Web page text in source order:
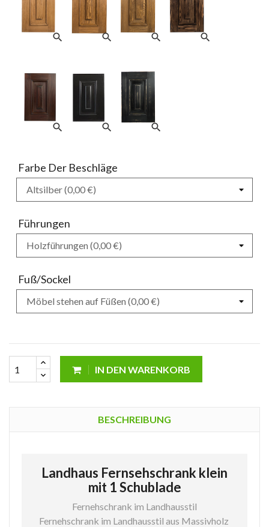
search search search search
search search search
Farbe Der Beschläge
Führungen
Fuß/Sockel
IN DEN WARENKORB
BESCHREIBUNG
Landhaus Fernsehschrank klein
mit 1 Schublade
Fernehschrank im Landhausstil
Fernehschrank im Landhausstil aus Massivholz